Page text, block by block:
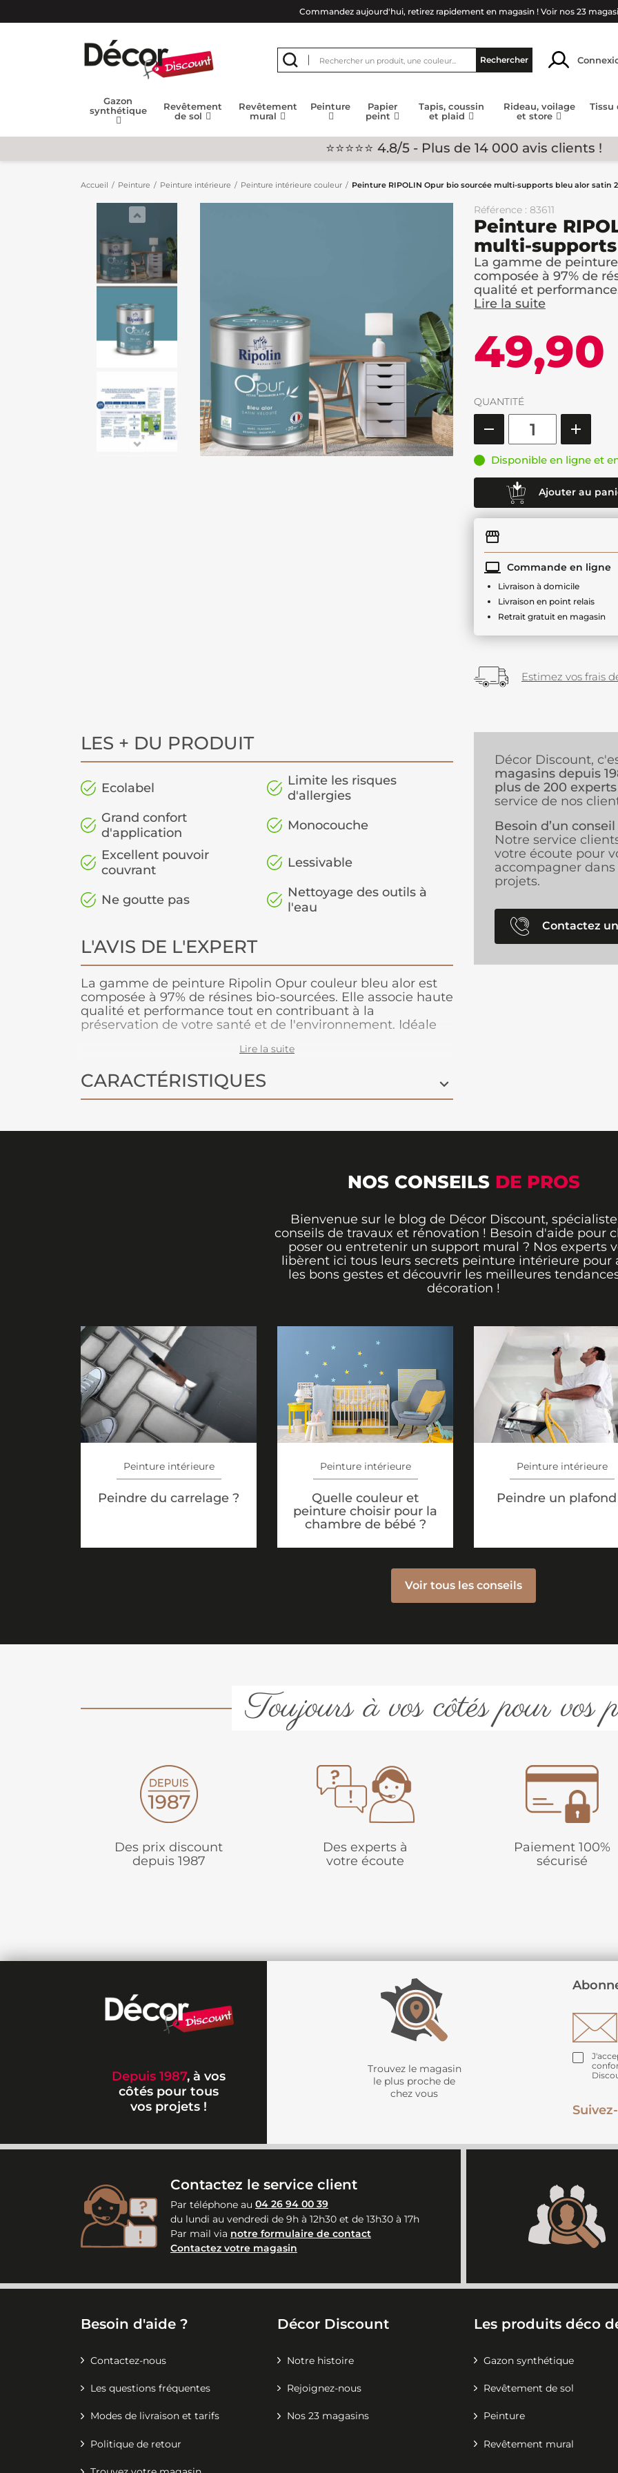
Commandez aujourd'hui, retirez rapidement en magasin ! Voir nos 23
Rechercher
Gazon
synthétique
Revêtement
de sol
Revêtement
mural
Peinture
Papier
peint
Tapis, coussin
et plaid
Rideau, voilage
et store
Tissu
⭐⭐⭐⭐⭐ 4.8/5 - Plus de 14 000 avis clients !
Accueil Peinture Peinture intérieure Peinture intérieure couleur Peinture RIPOLIN Opur bio sourcée multi-supports bleu alor satin
Référence : 83611
Peinture
multi-
La gamme de
composée à 97% de
qualité et
Lire la suite
QUANTITÉ
Disponible en ligne et
Ajouter au
Commande en ligne
Livraison à domicile
Livraison en point relais
Retrait gratuit en magasin
Estimez vos frais
LES + DU PRODUIT
Ecolabel
Limite les risques
d'allergies
Grand confort
d'application
Monocouche
Excellent pouvoir
couvrant
Lessivable
Ne goutte pas
Nettoyage des outils à
l'eau
L'AVIS DE L'EXPERT
La gamme de peinture Ripolin Opur couleur bleu alor est
composée à 97% de résines bio-sourcées. Elle associe haute
qualité et performance tout en contribuant à la
préservation de votre santé et de l'environnement. Idéale
un lessivage après 3 semaines de pose.
Lire la suite
CARACTÉRISTIQUES
Décor Discount,
magasins depuis
plus de 200 experts
service de nos
Besoin d’un conseil
Notre service
votre écoute pour
accompagner dans
projets.
Contactez
NOS CONSEILS DE PROS
Bienvenue sur le blog de Décor Discount,
conseils de travaux et rénovation ! Besoin d'aide pour
poser ou entretenir un support mural ? Nos experts
libèrent ici tous leurs secrets peinture intérieure pour
les bons gestes et découvrir les meilleures
décoration !
Peinture intérieure
Peindre du carrelage ?
Peinture intérieure
Quelle couleur et
peinture choisir pour la
chambre de bébé ?
Peinture intérieure
Peindre un plafond
Voir tous les conseils
Toujours à vos côtés pour vos
Des prix discount
depuis 1987
Des experts à
votre écoute
Paiement 100%
sécurisé
Depuis 1987, à vos
côtés pour tous
vos projets !
Trouvez le magasin
le plus proche de
chez vous
Contactez le service client
Par téléphone au 04 26 94 00 39
du lundi au vendredi de 9h à 12h30 et de 13h30 à 17h
Par mail via notre formulaire de contact
Contactez votre magasin
Besoin d'aide ?
Contactez-nous
Les questions fréquentes
Modes de livraison et tarifs
Politique de retour
Décor Discount
Notre histoire
Rejoignez-nous
Nos 23 magasins
Les produits déco
Gazon synthétique
Revêtement de sol
Peinture
Revêtement mural